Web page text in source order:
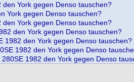
den York gegen Denso tauschen?
York gegen Denso tauschen?
den York gegen Denso tauschen?
den York gegen Denso tauschen?
1982 den York gegen Denso tauschen?
1982 den York gegen Denso
280SE 1982 den York gegen Denso